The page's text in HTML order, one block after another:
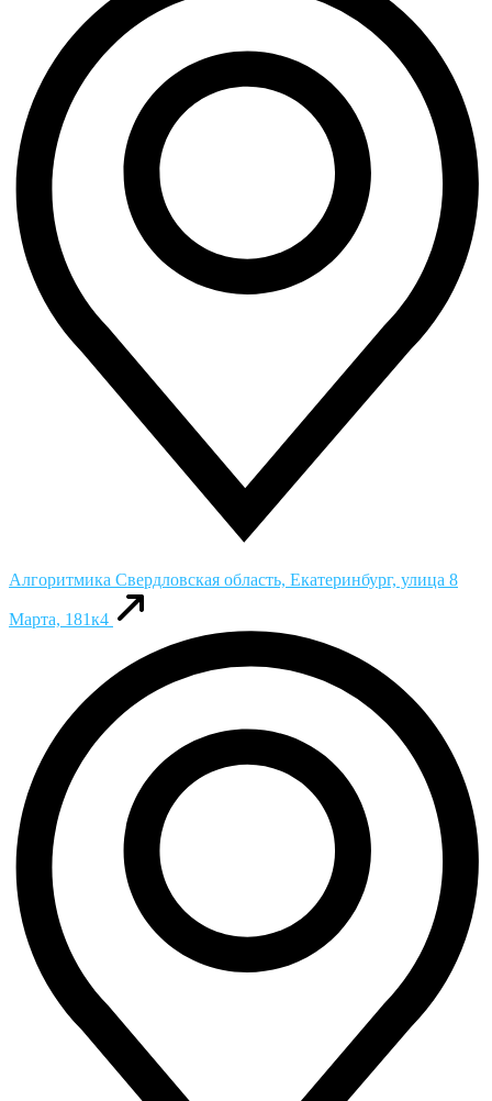
Алгоритмика Свердловская область, Екатеринбург, улица 8
Марта, 181к4